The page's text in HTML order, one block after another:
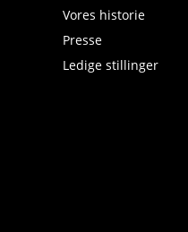
Vores historie
Presse
Ledige stillinger